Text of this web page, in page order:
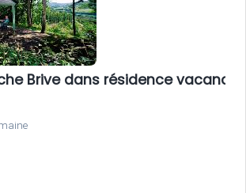
Brive dans résidence